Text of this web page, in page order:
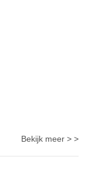
Bekijk meer > >